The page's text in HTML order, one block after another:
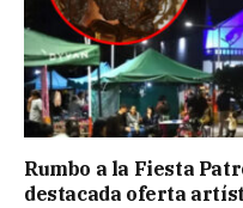
Rumbo a la Fiesta
destacada oferta